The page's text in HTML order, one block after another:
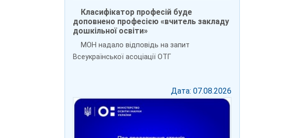
Класифікатор професій буде
доповнено професією «вчитель закладу
дошкільної освіти»
МОН надало відповідь на запит
Всеукраїнської асоціації ОТГ
Дата: 07.08.2026